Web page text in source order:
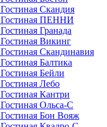
Гостиная Скандия
Гостиная ПЕННИ
Гостиная Гранада
Гостиная Викинг
Гостиная Скандинавия
Гостиная Балтика
Гостиная Бейли
Гостиная Лебо
Гостиная Кантри
Гостиная Ольса-С
Гостиная Бон Вояж